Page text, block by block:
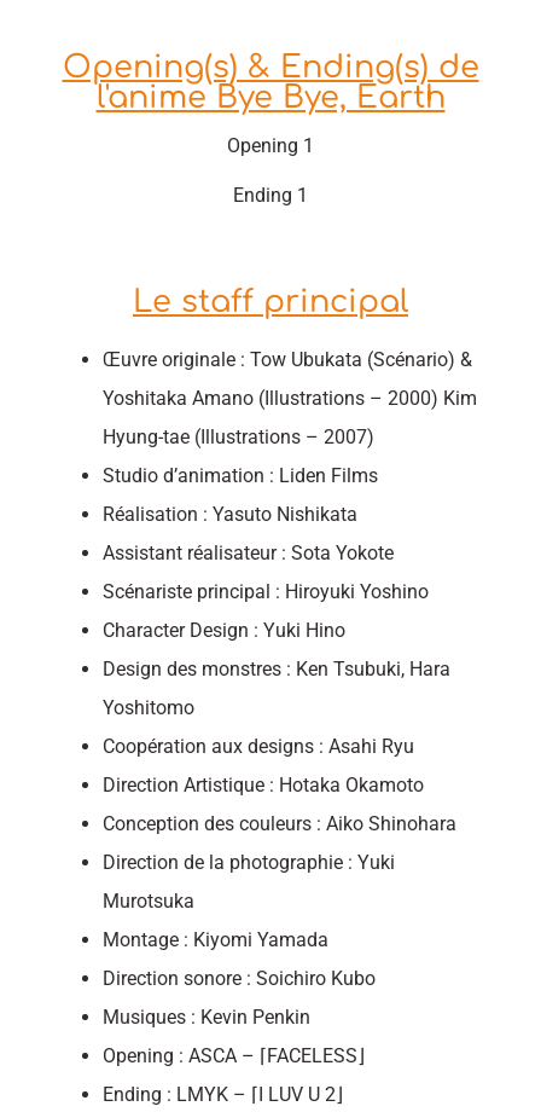
Opening(s) & Ending(s) de
l'anime Bye Bye, Earth
Opening 1
Ending 1
Le staff principal
Œuvre originale : Tow Ubukata (Scénario) &
Yoshitaka Amano (Illustrations – 2000) Kim
Hyung-tae (Illustrations – 2007)
Studio d’animation : Liden Films
Réalisation : Yasuto Nishikata
Assistant réalisateur : Sota Yokote
Scénariste principal : Hiroyuki Yoshino
Character Design : Yuki Hino
Design des monstres : Ken Tsubuki, Hara
Yoshitomo
Coopération aux designs : Asahi Ryu
Direction Artistique : Hotaka Okamoto
Conception des couleurs : Aiko Shinohara
Direction de la photographie : Yuki
Murotsuka
Montage : Kiyomi Yamada
Direction sonore : Soichiro Kubo
Musiques : Kevin Penkin
Opening : ASCA – ⌈FACELESS⌋
Ending : LMYK – ⌈I LUV U 2⌋